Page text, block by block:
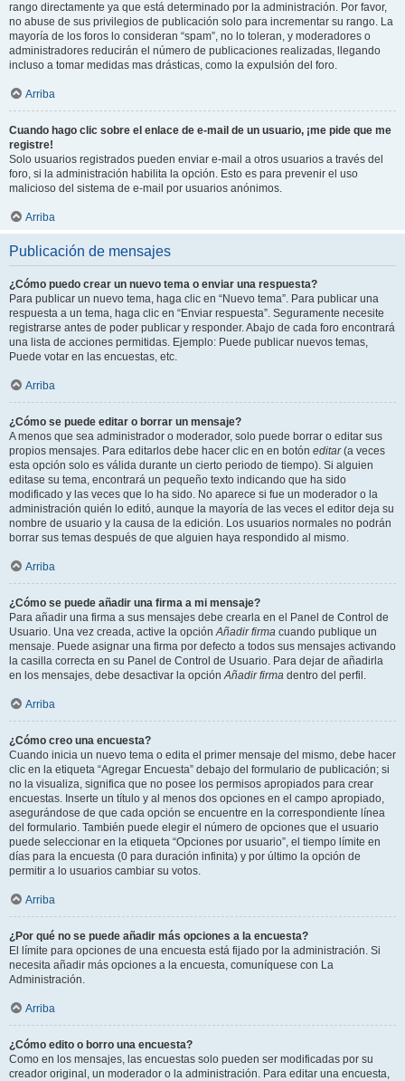
rango directamente ya que está determinado por la administración. Por favor,
no abuse de sus privilegios de publicación solo para incrementar su rango. La
mayoría de los foros lo consideran “spam”, no lo toleran, y moderadores o
administradores reducirán el número de publicaciones realizadas, llegando
incluso a tomar medidas mas drásticas, como la expulsión del foro.
Arriba
Cuando hago clic sobre el enlace de e-mail de un usuario, ¡me pide que me
registre!
Solo usuarios registrados pueden enviar e-mail a otros usuarios a través del
foro, si la administración habilita la opción. Esto es para prevenir el uso
malicioso del sistema de e-mail por usuarios anónimos.
Arriba
Publicación de mensajes
¿Cómo puedo crear un nuevo tema o enviar una respuesta?
Para publicar un nuevo tema, haga clic en “Nuevo tema”. Para publicar una
respuesta a un tema, haga clic en “Enviar respuesta”. Seguramente necesite
registrarse antes de poder publicar y responder. Abajo de cada foro encontrará
una lista de acciones permitidas. Ejemplo: Puede publicar nuevos temas,
Puede votar en las encuestas, etc.
Arriba
¿Cómo se puede editar o borrar un mensaje?
A menos que sea administrador o moderador, solo puede borrar o editar sus
propios mensajes. Para editarlos debe hacer clic en en botón editar(a veces
esta opción solo es válida durante un cierto periodo de tiempo). Si alguien
editase su tema, encontrará un pequeño texto indicando que ha sido
modificado y las veces que lo ha sido. No aparece si fue un moderador o la
administración quién lo editó, aunque la mayoría de las veces el editor deja su
nombre de usuario y la causa de la edición. Los usuarios normales no podrán
borrar sus temas después de que alguien haya respondido al mismo.
Arriba
¿Cómo se puede añadir una firma a mi mensaje?
Para añadir una firma a sus mensajes debe crearla en el Panel de Control de
Usuario. Una vez creada, active la opciónAñadir firma cuando publique un
mensaje. Puede asignar una firma por defecto a todos sus mensajes activando
la casilla correcta en su Panel de Control de Usuario. Para dejar de añadirla
en los mensajes, debe desactivar la opciónAñadir firma dentro del perfil.
Arriba
¿Cómo creo una encuesta?
Cuando inicia un nuevo tema o edita el primer mensaje del mismo, debe hacer
clic en la etiqueta “Agregar Encuesta” debajo del formulario de publicación; si
no la visualiza, significa que no posee los permisos apropiados para crear
encuestas. Inserte un título y al menos dos opciones en el campo apropiado,
asegurándose de que cada opción se encuentre en la correspondiente línea
del formulario. También puede elegir el número de opciones que el usuario
puede seleccionar en la etiqueta “Opciones por usuario”, el tiempo límite en
días para la encuesta (0 para duración infinita) y por último la opción de
permitir a lo usuarios cambiar su votos.
Arriba
¿Por qué no se puede añadir más opciones a la encuesta?
El límite para opciones de una encuesta está fijado por la administración. Si
necesita añadir más opciones a la encuesta, comuníquese con La
Administración.
Arriba
¿Cómo edito o borro una encuesta?
Como en los mensajes, las encuestas solo pueden ser modificadas por su
creador original, un moderador o la administración. Para editar una encuesta,